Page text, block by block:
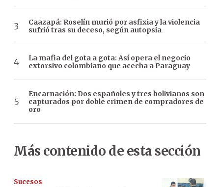
Caazapá: Roselín murió por asfixia y la violencia
sufrió tras su deceso, según autopsia
La mafia del gota a gota: Así opera el negocio
extorsivo colombiano que acecha a Paraguay
Encarnación: Dos españoles y tres bolivianos son
capturados por doble crimen de compradores de
oro
Más contenido de esta sección
Sucesos